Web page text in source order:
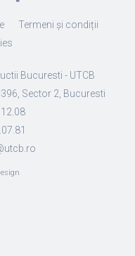
Termeni și condiții
Bucuresti - UTCB
Sector 2, Bucuresti